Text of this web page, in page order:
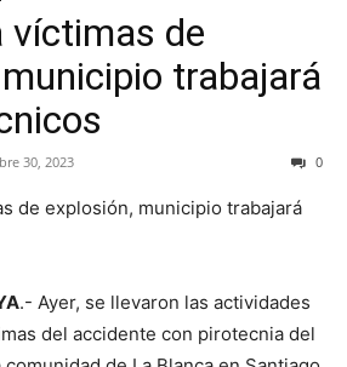
víctimas de
trabajará
30, 2023 0
.- Ayer, se llevaron las actividades
del accidente con pirotecnia del